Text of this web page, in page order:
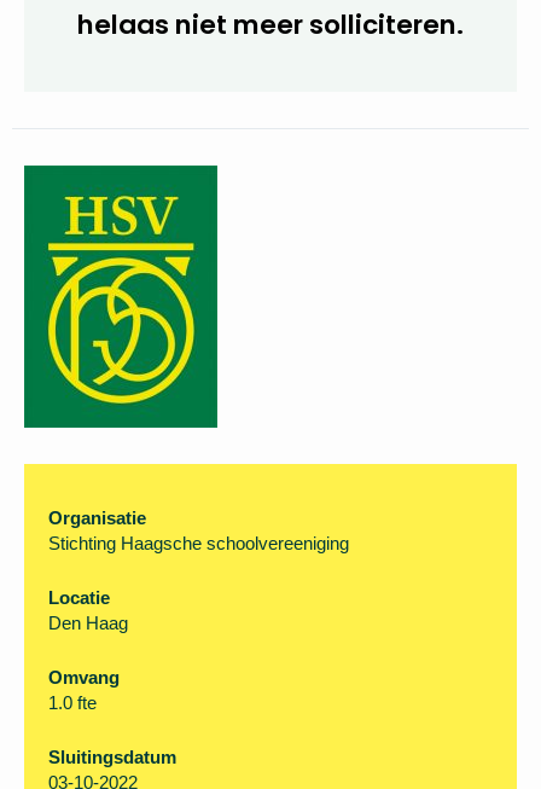
helaas niet meer solliciteren.
Organisatie
Stichting Haagsche schoolvereeniging
Locatie
Den Haag
Omvang
1.0 fte
Sluitingsdatum
03-10-2022